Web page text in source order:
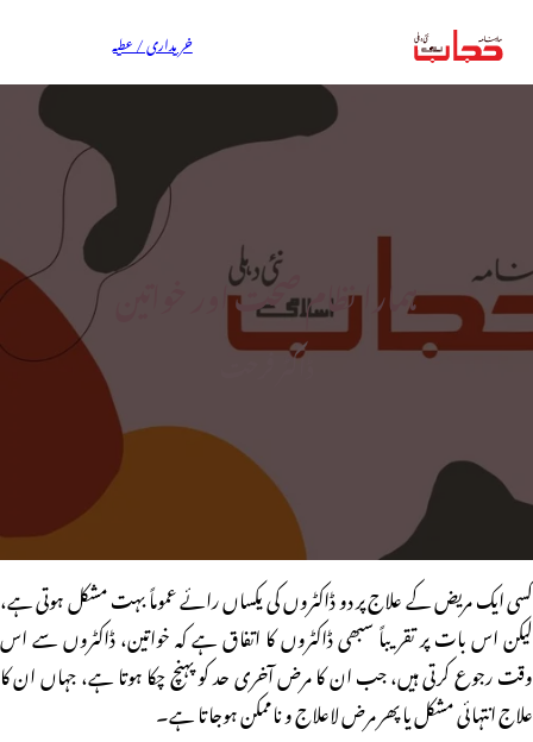
خریداری / عطیہ
ہمارا نظام صحت اور خواتین
ڈاکٹر فرحت
کسی ایک مریض کے علاج پر دو ڈاکٹروں کی یکساں رائے عموماً بہت مشکل ہوتی ہے،
لیکن اس بات پر تقریباً سبھی ڈاکٹروں کا اتفاق ہے کہ خواتین، ڈاکٹروں سے اس
وقت رجوع کرتی ہیں، جب ان کا مرض آخری حد کو پہنچ چکا ہوتا ہے، جہاں ان کا
علاج انتہائی مشکل یا پھر مرض لاعلاج و ناممکن ہوجاتا ہے۔